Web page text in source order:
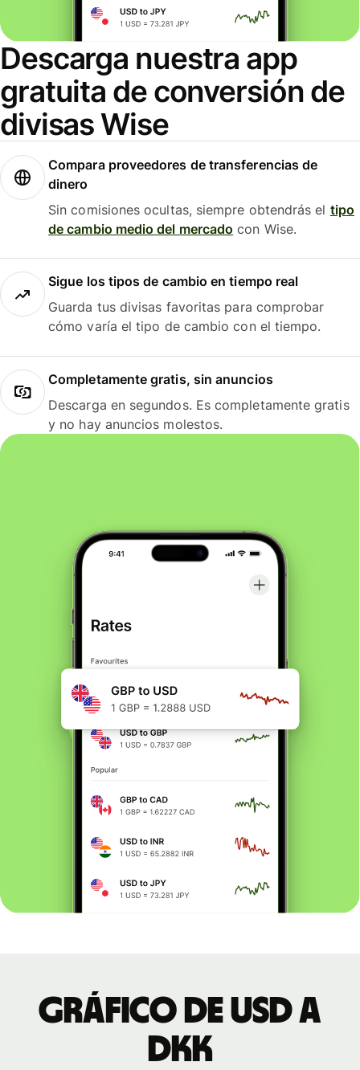
Descarga nuestra app
gratuita de conversión de
divisas Wise
Compara proveedores de transferencias de
dinero
Sin comisiones ocultas, siempre obtendrás el tipo
de cambio medio del mercado con Wise.
Sigue los tipos de cambio en tiempo real
Guarda tus divisas favoritas para comprobar
cómo varía el tipo de cambio con el tiempo.
Completamente gratis, sin anuncios
Descarga en segundos. Es completamente gratis
y no hay anuncios molestos.
Gráfico de USD a
DKK